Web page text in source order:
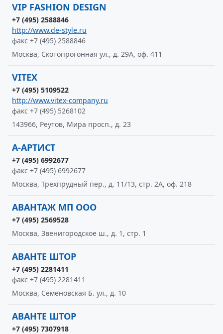
VIP FASHION DESIGN
+7 (495) 2588846
http://www.de-style.ru
факс +7 (495) 2588846
Москва, Скотопрогонная ул., д. 29А, оф. 411
VITEX
+7 (495) 5109522
http://www.vitex-company.ru
факс +7 (495) 5268102
143966, Реутов, Мира просп., д. 23
А-АРТИСТ
+7 (495) 6992677
факс +7 (495) 6992677
Москва, Трехпрудный пер., д. 11/13, стр. 2А, оф. 218
АВАНТАЖ МП ООО
+7 (495) 2569528
Москва, Звенигородское ш., д. 1, стр. 1
АВАНТЕ ШТОР
+7 (495) 2281411
факс +7 (495) 2281411
Москва, Семеновская Б. ул., д. 10
АВАНТЕ ШТОР
+7 (495) 7307918